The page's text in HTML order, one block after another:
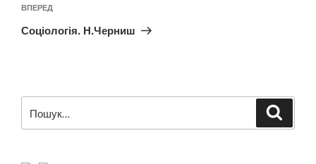
Наступний
запис
ВПЕРЕД
Соціологія. Н.Черниш
за